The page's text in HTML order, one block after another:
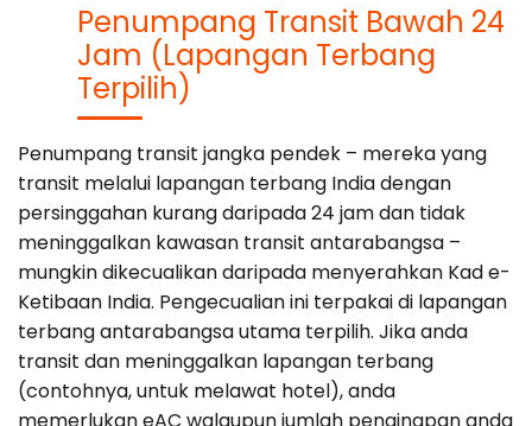
Penumpang Transit Bawah 24
Jam (Lapangan Terbang
Terpilih)
Penumpang transit jangka pendek – mereka yang
transit melalui lapangan terbang India dengan
persinggahan kurang daripada 24 jam dan tidak
meninggalkan kawasan transit antarabangsa –
mungkin dikecualikan daripada menyerahkan Kad e-
Ketibaan India. Pengecualian ini terpakai di lapangan
terbang antarabangsa utama terpilih. Jika anda
transit dan meninggalkan lapangan terbang
(contohnya, untuk melawat hotel), anda
memerlukan eAC walaupun jumlah penginapan anda